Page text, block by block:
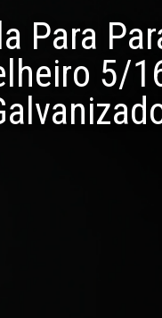
Para
5/